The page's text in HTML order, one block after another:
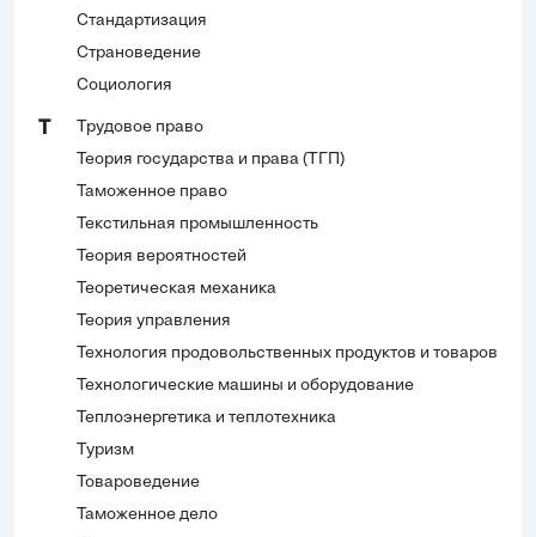
Стандартизация
Страноведение
Социология
Т
Трудовое право
Теория государства и права (ТГП)
Таможенное право
Текстильная промышленность
Теория вероятностей
Теоретическая механика
Теория управления
Технология продовольственных продуктов и товаров
Технологические машины и оборудование
Теплоэнергетика и теплотехника
Туризм
Товароведение
Таможенное дело